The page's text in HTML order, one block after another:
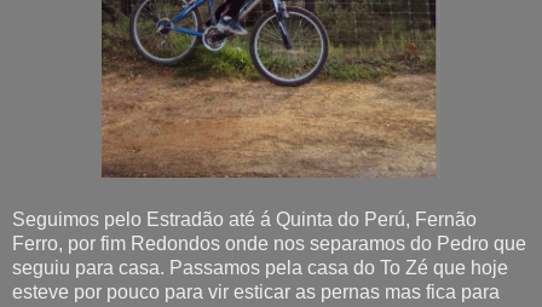
Seguimos pelo Estradão até á Quinta do Perú, Fernão
Ferro, por fim Redondos onde nos separamos do Pedro que
seguiu para casa. Passamos pela casa do To Zé que hoje
esteve por pouco para vir esticar as pernas mas fica para